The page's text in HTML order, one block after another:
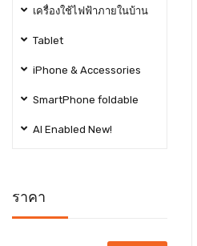
เครื่องใช้ไฟฟ้าภายในบ้าน
Tablet
iPhone & Accessories
SmartPhone foldable
AI Enabled New!
ราคา